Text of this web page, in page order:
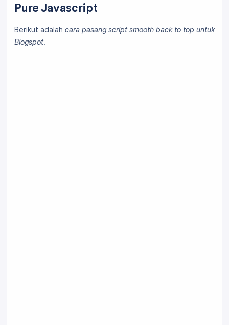
Pure Javascript
Berikut adalah cara pasang script smooth back to top untuk
Blogspot.